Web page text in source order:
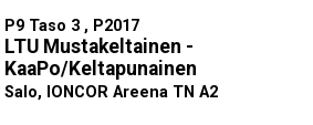
P9 Taso 3 , P2017
LTU Mustakeltainen -
KaaPo/Keltapunainen
Salo, IONCOR Areena TN A2